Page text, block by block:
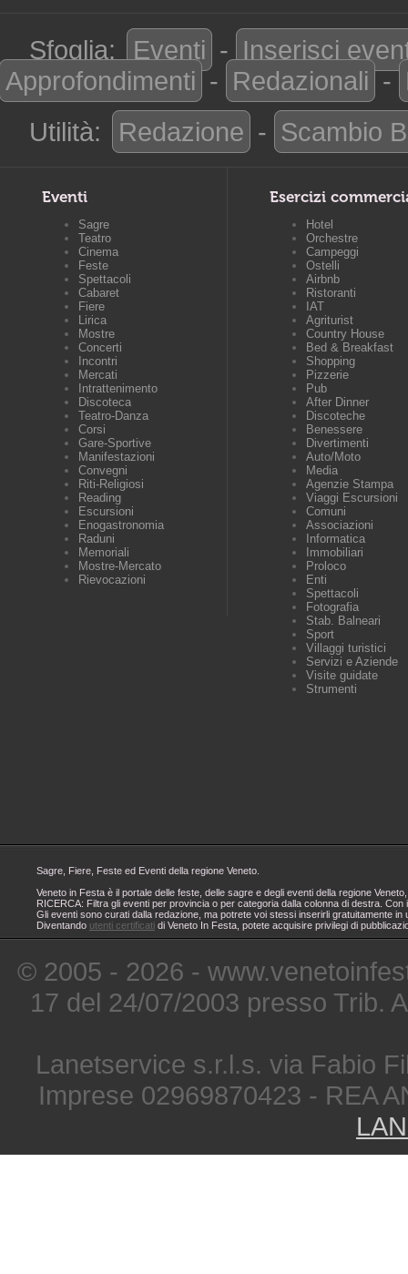
Sfoglia: Eventi - Inserisci
Approfondimenti - Redazionali -
Utilità:
Redazione - Scambio
Eventi
Sagre
Teatro
Cinema
Feste
Spettacoli
Cabaret
Fiere
Lirica
Mostre
Concerti
Incontri
Mercati
Intrattenimento
Discoteca
Teatro-Danza
Corsi
Gare-Sportive
Manifestazioni
Convegni
Riti-Religiosi
Reading
Escursioni
Enogastronomia
Raduni
Memoriali
Mostre-Mercato
Rievocazioni
Esercizi
Hotel
Orchestre
Campeggi
Ostelli
Airbnb
Ristoranti
IAT
Agriturist
Country House
Bed & Breakfast
Shopping
Pizzerie
Pub
After Dinner
Discoteche
Benessere
Divertimenti
Auto/Moto
Media
Agenzie Stampa
Viaggi Escursioni
Comuni
Associazioni
Informatica
Immobiliari
Proloco
Enti
Spettacoli
Fotografia
Stab. Balneari
Sport
Villaggi turistici
Servizi e Aziende
Visite guidate
Strumenti
Sagre, Fiere, Feste ed Eventi della regione Veneto.
Veneto in Festa è il portale delle feste, delle sagre e degli eventi della regione
RICERCA: Filtra gli eventi per provincia o per categoria dalla colonna di destra.
Gli eventi sono curati dalla redazione, ma potrete voi stessi inserirli gratuitamente
Diventando utenti certificati di Veneto In Festa, potete acquisire privilegi di
© 2005 - 2026 -
17 del 24/07/2003 presso Trib.
Lanetservice s.r.l.s. via Fabio
Imprese 02969870423 - REA